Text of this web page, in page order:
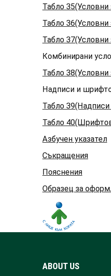
Табло
Табло
Табло
Комбинирани
Табло
Надписи и
Табло
Табло
Азбучен указател
Съкращения
Пояснения
Образец за
ABOUT US